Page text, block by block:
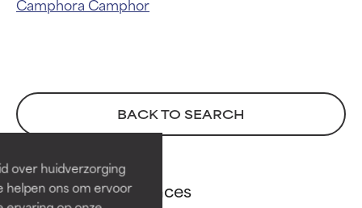
over huidverzorging
helpen ons om ervoor
BACK TO SEARCH
Cinnamon references
ingrediënten
Bewezen en ondersteund door
onafhankelijk onderzoek.
Uitstekend actief ingrediënt
ingrediënten
Bewezen en ondersteund door
onafhankelijk onderzoek.
Uitstekend actief ingrediënt